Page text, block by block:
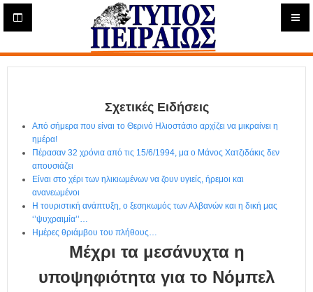
Η
ε
ρ
Σχετικές Ειδήσεις
Από σήμερα που είναι το Θερινό Ηλιοστάσιο αρχίζει να μικραίνει η
ημέρα!
Πέρασαν 32 χρόνια από τις 15/6/1994, μα ο Μάνος Χατζιδάκις δεν
απουσιάζει
Είναι στο χέρι των ηλικιωμένων να ζουν υγιείς, ήρεμοι και
ανανεωμένοι
Η τουριστική ανάπτυξη, ο ξεσηκωμός των Αλβανών και η δική μας
‘’ψυχραιμία’’…
Ημέρες θριάμβου του πλήθους…
Μέχρι τα μεσάνυχτα η
υποψηφιότητα για το Νόμπελ